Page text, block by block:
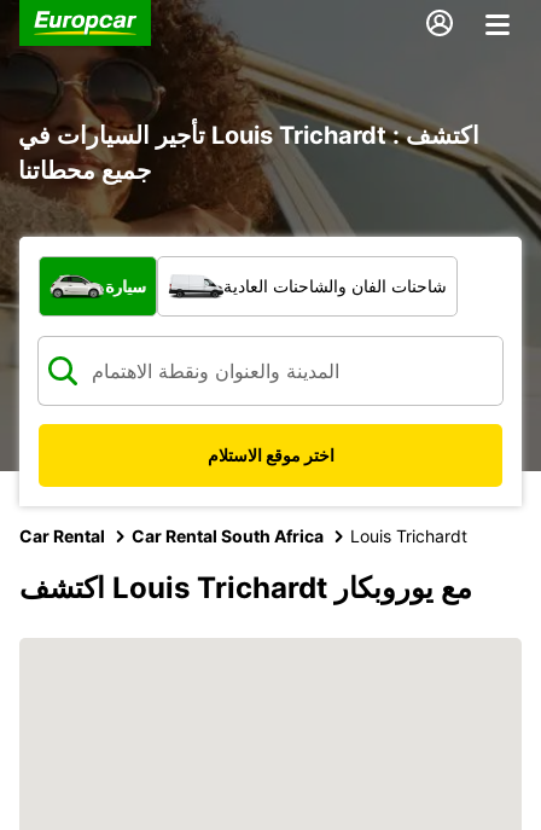
تأجير السيارات في Louis Trichardt : اكتشف
جميع محطاتنا
ما نوع المركبة؟
سيارة شاحنات الفان والشاحنات العادية
اختر موقع الاستلام
Car Rental Car Rental South Africa Louis Trichardt
اكتشف Louis Trichardt مع يوروبكار